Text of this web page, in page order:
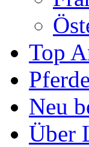
Top
Neu
Über